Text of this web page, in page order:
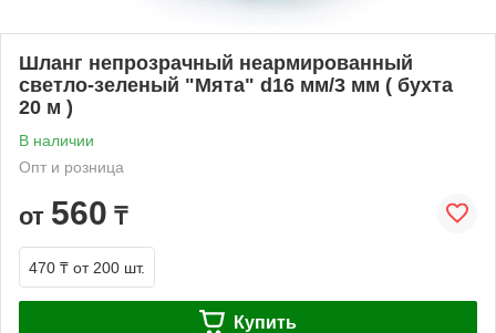
Шланг непрозрачный неармированный
светло-зеленый "Мята" d16 мм/3 мм ( бухта
20 м )
В наличии
Опт и розница
от 560 ₸
470 ₸ от 200 шт.
Купить